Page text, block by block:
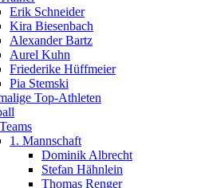
Erik Schneider
Kira Biesenbach
Alexander Bartz
Aurel Kuhn
Friederike Hüffmeier
Pia Stemski
Top-Athleten
1. Mannschaft
Dominik Albrecht
Stefan Hähnlein
Thomas Renger